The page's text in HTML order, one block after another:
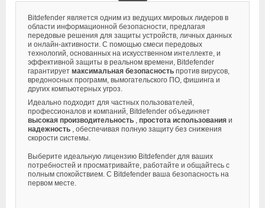
Bitdefender является одним из ведущих мировых лидеров в
области информационной безопасности, предлагая
передовые решения для защиты устройств, личных данных
и онлайн-активности. С помощью смеси передовых
технологий, основанных на искусственном интеллекте, и
эффективной защиты в реальном времени, Bitdefender
гарантирует максимальная безопасность против вирусов,
вредоносных программ, вымогательского ПО, фишинга и
других компьютерных угроз.
Идеально подходит для частных пользователей,
профессионалов и компаний, Bitdefender объединяет
высокая производительность , простота использования и
надежность , обеспечивая полную защиту без снижения
скорости системы.
Выберите идеальную лицензию Bitdefender для ваших
потребностей и просматривайте, работайте и общайтесь с
полным спокойствием. С Bitdefender ваша безопасность на
первом месте.